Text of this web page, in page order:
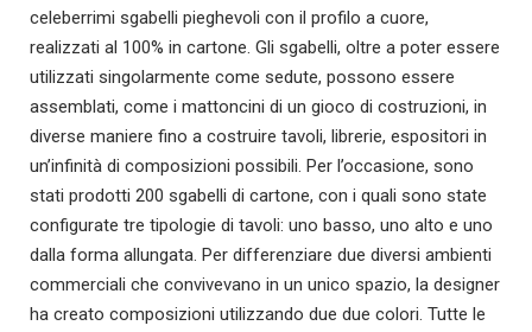
celeberrimi sgabelli pieghevoli con il profilo a cuore,
realizzati al 100% in cartone. Gli sgabelli, oltre a poter essere
utilizzati singolarmente come sedute, possono essere
assemblati, come i mattoncini di un gioco di costruzioni, in
diverse maniere fino a costruire tavoli, librerie, espositori in
un’infinità di composizioni possibili. Per l’occasione, sono
stati prodotti 200 sgabelli di cartone, con i quali sono state
configurate tre tipologie di tavoli: uno basso, uno alto e uno
dalla forma allungata. Per differenziare due diversi ambienti
commerciali che convivevano in un unico spazio, la designer
ha creato composizioni utilizzando due due colori. Tutte le